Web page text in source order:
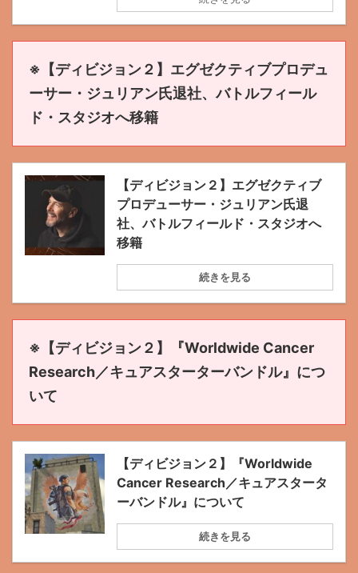
※【ディビジョン２】エグゼクティブプロデュ
ーサー・ジュリアン氏退社、バトルフィール
ド・スタジオへ移籍
【ディビジョン２】エグゼクティブ
プロデューサー・ジュリアン氏退
社、バトルフィールド・スタジオへ
移籍
続きを見る
※【ディビジョン２】『Worldwide Cancer
Research／キュアスターターバンドル』につ
いて
【ディビジョン２】『Worldwide
Cancer Research／キュアスタータ
ーバンドル』について
続きを見る